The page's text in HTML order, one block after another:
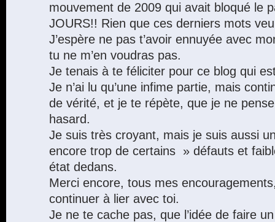
mouvement de 2009 qui avait bloqué le
JOURS!! Rien que ces derniers mots
J’espère ne pas t’avoir ennuyée avec
tu ne m’en voudras pas.
Je tenais à te féliciter pour ce blog qui
Je n’ai lu qu’une infime partie, mais
de vérité, et je te répète, que je ne
hasard.
Je suis très croyant, mais je suis aussi
encore trop de certains » défauts et
état dedans.
Merci encore, tous mes
continuer à lier avec toi.
Je ne te cache pas, que l’idée de faire